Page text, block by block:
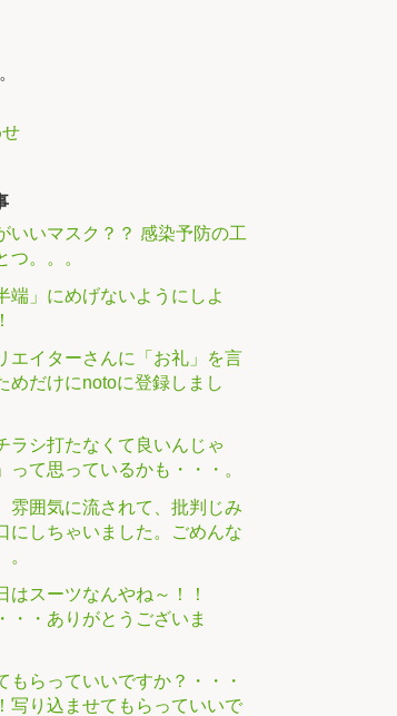
いいマスク？？ 感染予防の工
つ。。。
端」にめげないようにしよ
エイターさんに「お礼」を言
めだけにnotoに登録しまし
ラシ打たなくて良いんじゃ
って思っているかも・・・。
雰囲気に流されて、批判じみ
にしちゃいました。ごめんな
。
はスーツなんやね～！！
・・ありがとうございま
もらっていいですか？・・・
写り込ませてもらっていいで